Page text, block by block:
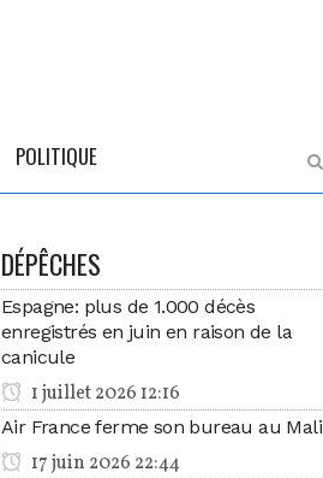
POLITIQUE
DÉPÊCHES
Espagne: plus de 1.000 décès
enregistrés en juin en raison de la
canicule
1 juillet 2026 12:16
Air France ferme son bureau au Mali
17 juin 2026 22:44